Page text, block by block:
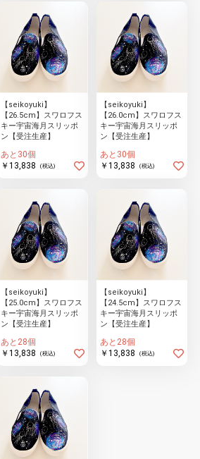
【seikoyuki】
【26.5cm】スワロフス
キー宇宙海月スリッポ
ン【受注生産】
あと30個
￥13,838
(税込)
【seikoyuki】
【26.0cm】スワロフス
キー宇宙海月スリッポ
ン【受注生産】
あと30個
￥13,838
(税込)
【seikoyuki】
【25.0cm】スワロフス
キー宇宙海月スリッポ
ン【受注生産】
あと28個
￥13,838
(税込)
【seikoyuki】
【24.5cm】スワロフス
キー宇宙海月スリッポ
ン【受注生産】
あと28個
￥13,838
(税込)